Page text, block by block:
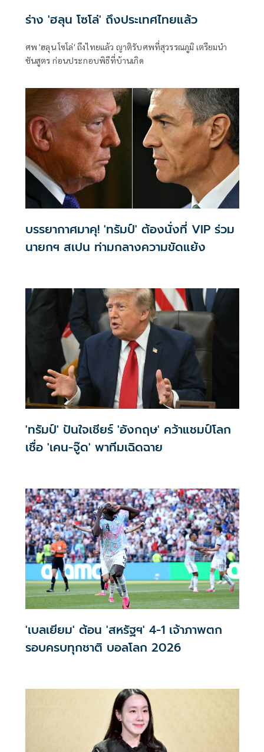
ร่าง 'ฮลุน โซโล่' ถึงประเทศไทยแล้ว
ศพ 'ฮลุน โซโล่' ถึงไทยแล้ว ญาติรับศพที่สุวรรณภูมิ เตรียมนำ
ชันสูตร ก่อนประกอบพิธีที่บ้านเกิด
บรรยากาศมาคุ! 'ทรัมป์' ต้องนั่งที่ VIP ร่วม
นายกฯ สเปน ท่ามกลางความขัดแย้ง
'ทรัมป์' ปันใจเชียร์ 'อังกฤษ' คว้าแชมป์โลก
เชื่อ 'เคน-จู๊ด' พาทีมเฉิดฉาย
'เบลเยียม' ต้อน 'สหรัฐฯ' 4-1 เจ้าภาพตก
รอบครบทุกชาติ บอลโลก 2026